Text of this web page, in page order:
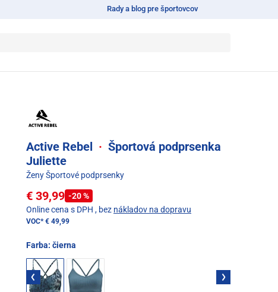
Rady a blog pre športovcov
Active Rebel · Športová podprsenka
Juliette
Ženy Športové podprsenky
€ 39,99 -20 %
Online cena s DPH , bez nákladov na dopravu
VOC*€ 49,99
Farba: čierna